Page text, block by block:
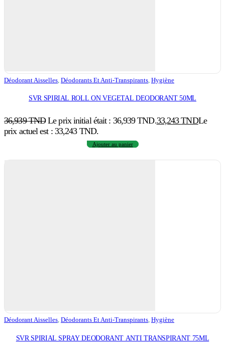
Déodorant Aisselles Déodorants Et Anti-Transpirants Hygiène
SVR SPIRIAL ROLL ON VEGETAL DEODORANT 50ML
36,939TND Le prix initial était : 36,939 TND.33,243TNDLe
prix actuel est : 33,243 TND.
Ajouter au panier
Déodorant Aisselles, Déodorants Et Anti-Transpirants, Hygiène
SVR SPIRIAL SPRAY DEODORANT ANTI TRANSPIRANT 75ML